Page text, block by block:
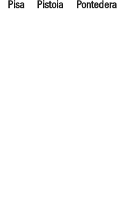
Pisa Pistoia Pontedera